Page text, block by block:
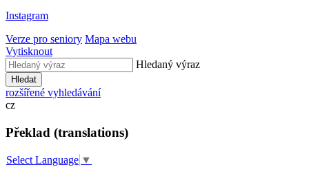
Instagram
Verze pro seniory Mapa webu
Vytisknout
Hledaný výraz
Hledat
rozšířené vyhledávání
cz
Překlad (translations)
Select Language ▼